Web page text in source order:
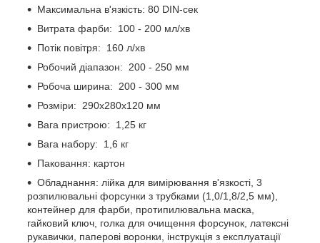
Максимальна в'язкість: 80 DIN-сек
Витрата фарби: 100 - 200 мл/хв
Потік повітря: 160 л/хв
Робочий діапазон: 200 - 250 мм
Робоча ширина: 200 - 300 мм
Розміри: 290x280x120 мм
Вага пристрою: 1,25 кг
Вага набору: 1,6 кг
Паковання: картон
Обладнання: лійка для вимірювання в'язкості, 3
розпилювальні форсунки з трубками (1,0/1,8/2,5 мм),
контейнер для фарби, протипилювальна маска,
гайковий ключ, голка для очищення форсунок, латексні
рукавички, паперові воронки, інструкція з експлуатації